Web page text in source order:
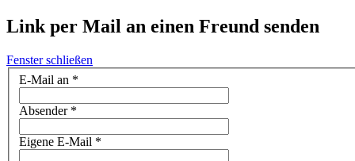
Link per Mail an einen Freund senden
Fenster schließen
E-Mail an *
Absender*
Eigene E-Mail *